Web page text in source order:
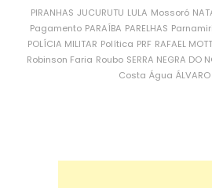
PIRANHAS JUCURUTU LULA Mossoró
Pagamento PARAÍBA PARELHAS
POLÍCIA MILITAR Política PRF RAFAEL
Robinson Faria Roubo SERRA NEGRA DO
Costa Água